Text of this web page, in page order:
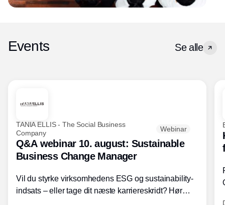
Events Se alle
TANIA ELLIS - The Social Business
Company
Webinar
Q&A webinar 10. august: Sustainable
Business Change Manager
Vil du styrke virksomhedens ESG og sustainability-
indsats – eller tage dit næste karriereskridt? Hør